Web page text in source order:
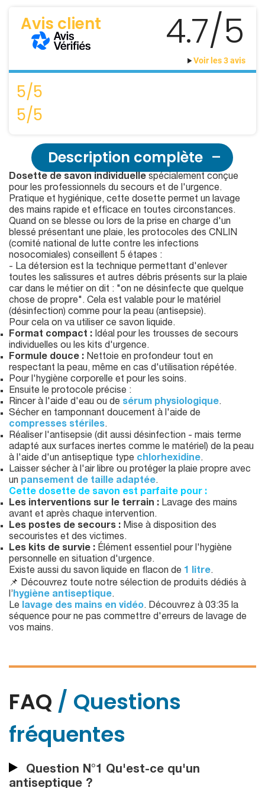
Avis client 4.7/5
Voir les 3 avis
5/5
5/5
Description complète
Dosette de savon individuelle spécialement conçue
pour les professionnels du secours et de l'urgence.
Pratique et hygiénique, cette dosette permet un lavage
des mains rapide et efficace en toutes circonstances.
Quand on se blesse ou lors de la prise en charge d'un
blessé présentant une plaie, les protocoles des CNLIN
(comité national de lutte contre les infections
nosocomiales) conseillent 5 étapes :
- La détersion est la technique permettant d'enlever
toutes les salissures et autres débris présents sur la plaie
car dans le métier on dit : "on ne désinfecte que quelque
chose de propre". Cela est valable pour le matériel
(désinfection) comme pour la peau (antisepsie).
Pour cela on va utiliser ce savon liquide.
Format compact : Idéal pour les trousses de secours
individuelles ou les kits d'urgence.
Formule douce : Nettoie en profondeur tout en
respectant la peau, même en cas d'utilisation répétée.
Pour l'hygiène corporelle et pour les soins.
Ensuite le protocole précise :
Rincer à l'aide d'eau ou de sérum physiologique.
Sécher en tamponnant doucement à l'aide de
compresses stériles.
Réaliser l'antisepsie (dit aussi désinfection - mais terme
adapté aux surfaces inertes comme le matériel) de la peau
à l'aide d'un antiseptique type chlorhexidine.
Laisser sécher à l'air libre ou protéger la plaie propre avec
un pansement de taille adaptée.
Cette dosette de savon est parfaite pour :
Les interventions sur le terrain : Lavage des mains
avant et après chaque intervention.
Les postes de secours : Mise à disposition des
secouristes et des victimes.
Les kits de survie : Élément essentiel pour l'hygiène
personnelle en situation d'urgence.
Existe aussi du savon liquide en flacon de 1 litre.
📌 Découvrez toute notre sélection de produits dédiés à
l’hygiène antiseptique.
Le lavage des mains en vidéo. Découvrez à 03:35 la
séquence pour ne pas commettre d'erreurs de lavage de
vos mains.
FAQ / Questions
fréquentes
Question N°1 Qu'est-ce qu'un
antiseptique ?